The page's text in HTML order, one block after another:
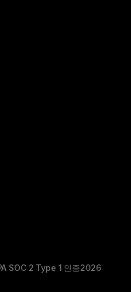
SOC 2 Type 1 인증2026